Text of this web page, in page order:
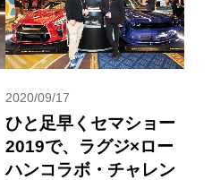
2020/09/17
ひと足早くセマショー
2019で、ラグジ×ロー
ハンコラボ・チャレン